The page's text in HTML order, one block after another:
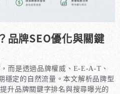
品牌SEO優化與關鍵
而是透過品牌權威、E-E-A-T、
穩定的自然流量。本文解析品牌型
升品牌關鍵字排名與搜尋曝光的